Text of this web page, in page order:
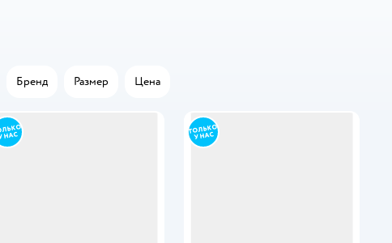
Бренд Размер Цена